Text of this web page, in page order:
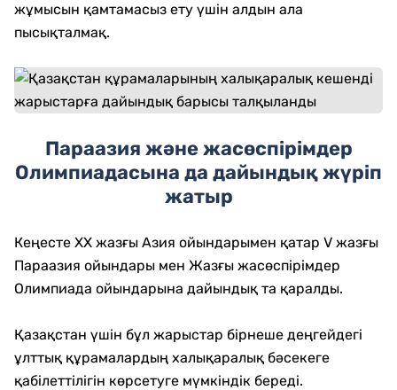
жұмысын қамтамасыз ету үшін алдын ала
пысықталмақ.
Параазия және жасөспірімдер
Олимпиадасына да дайындық жүріп
жатыр
Кеңесте XX жазғы Азия ойындарымен қатар V жазғы
Параазия ойындары мен Жазғы жасөспірімдер
Олимпиада ойындарына дайындық та қаралды.
Қазақстан үшін бұл жарыстар бірнеше деңгейдегі
ұлттық құрамалардың халықаралық бәсекеге
қабілеттілігін көрсетуге мүмкіндік береді.